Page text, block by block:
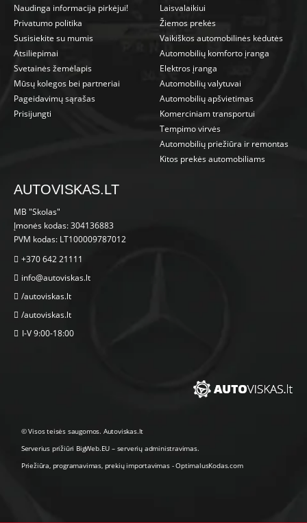
Naudinga informacija pirkėjui!
Privatumo politika
Susisiekite su mumis
Atsiliepimai
Svetainės žemėlapis
Mūsų kolegos bei partneriai
Pageidavimų sąrašas
Prisijungti
Laisvalaikiui
Žiemos prekės
Vaikiškos automobilinės kėdutės
Automobilių komforto įranga
Elektros įranga
Automobilių valytuvai
Automobilių apšvietimas
Komerciniam transportui
Tempimo virvės
Automobilių priežiūra ir remontas
Kitos prekės automobiliams
AUTOVISKAS.LT
MB "Skolas"
Įmonės kodas: 304136883
PVM kodas: LT100009787012
+370 642 21111
info@autoviskas.lt
/autoviskas.lt
/autoviskas.lt
I-V 9:00-18:00
© Visos teisės saugomos. Autoviskas.lt
Serverius prižiūri BigWeb.EU – serverių administravimas.
Priežiūra, programavimas, prekių importavimas-OptimalusKodas.com